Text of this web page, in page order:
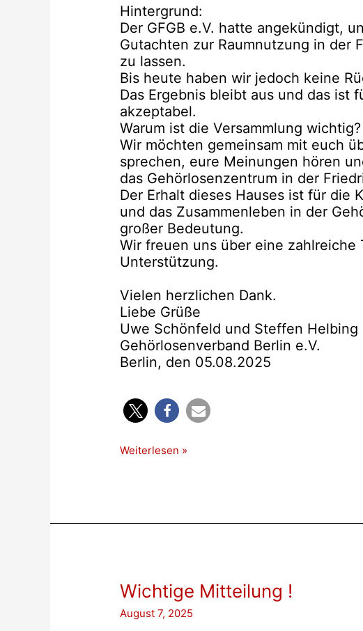
Hintergrund:
Der GFGB e.V. hatte angekündigt,
Gutachten zur Raumnutzung in der
zu lassen.
Bis heute haben wir jedoch keine
Das Ergebnis bleibt aus und das ist
akzeptabel.
Warum ist die Versammlung wichtig?
Wir möchten gemeinsam mit euch
sprechen, eure Meinungen hören
das Gehörlosenzentrum in der
Der Erhalt dieses Hauses ist für die
und das Zusammenleben in der
großer Bedeutung.
Wir freuen uns über eine zahlreiche
Unterstützung.
Vielen herzlichen Dank.
Liebe Grüße
Uwe Schönfeld und Steffen Helbing
Gehörlosenverband Berlin e.V.
Berlin, den 05.08.2025
Einladung
Weiterlesen »
Wichtige Mitteilung !
August 7, 2025